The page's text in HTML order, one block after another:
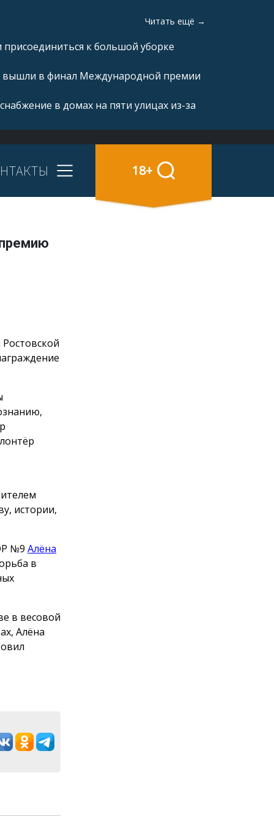
Читать ещё →
к большой уборке
вышли в финал Международной премии
в домах на пяти улицах из-за
18+
истории,
№9 Алёна
в
в весовой
Алёна